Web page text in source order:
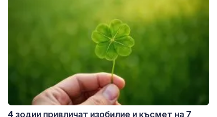
4 зодии привличат изобилие и късмет на 7